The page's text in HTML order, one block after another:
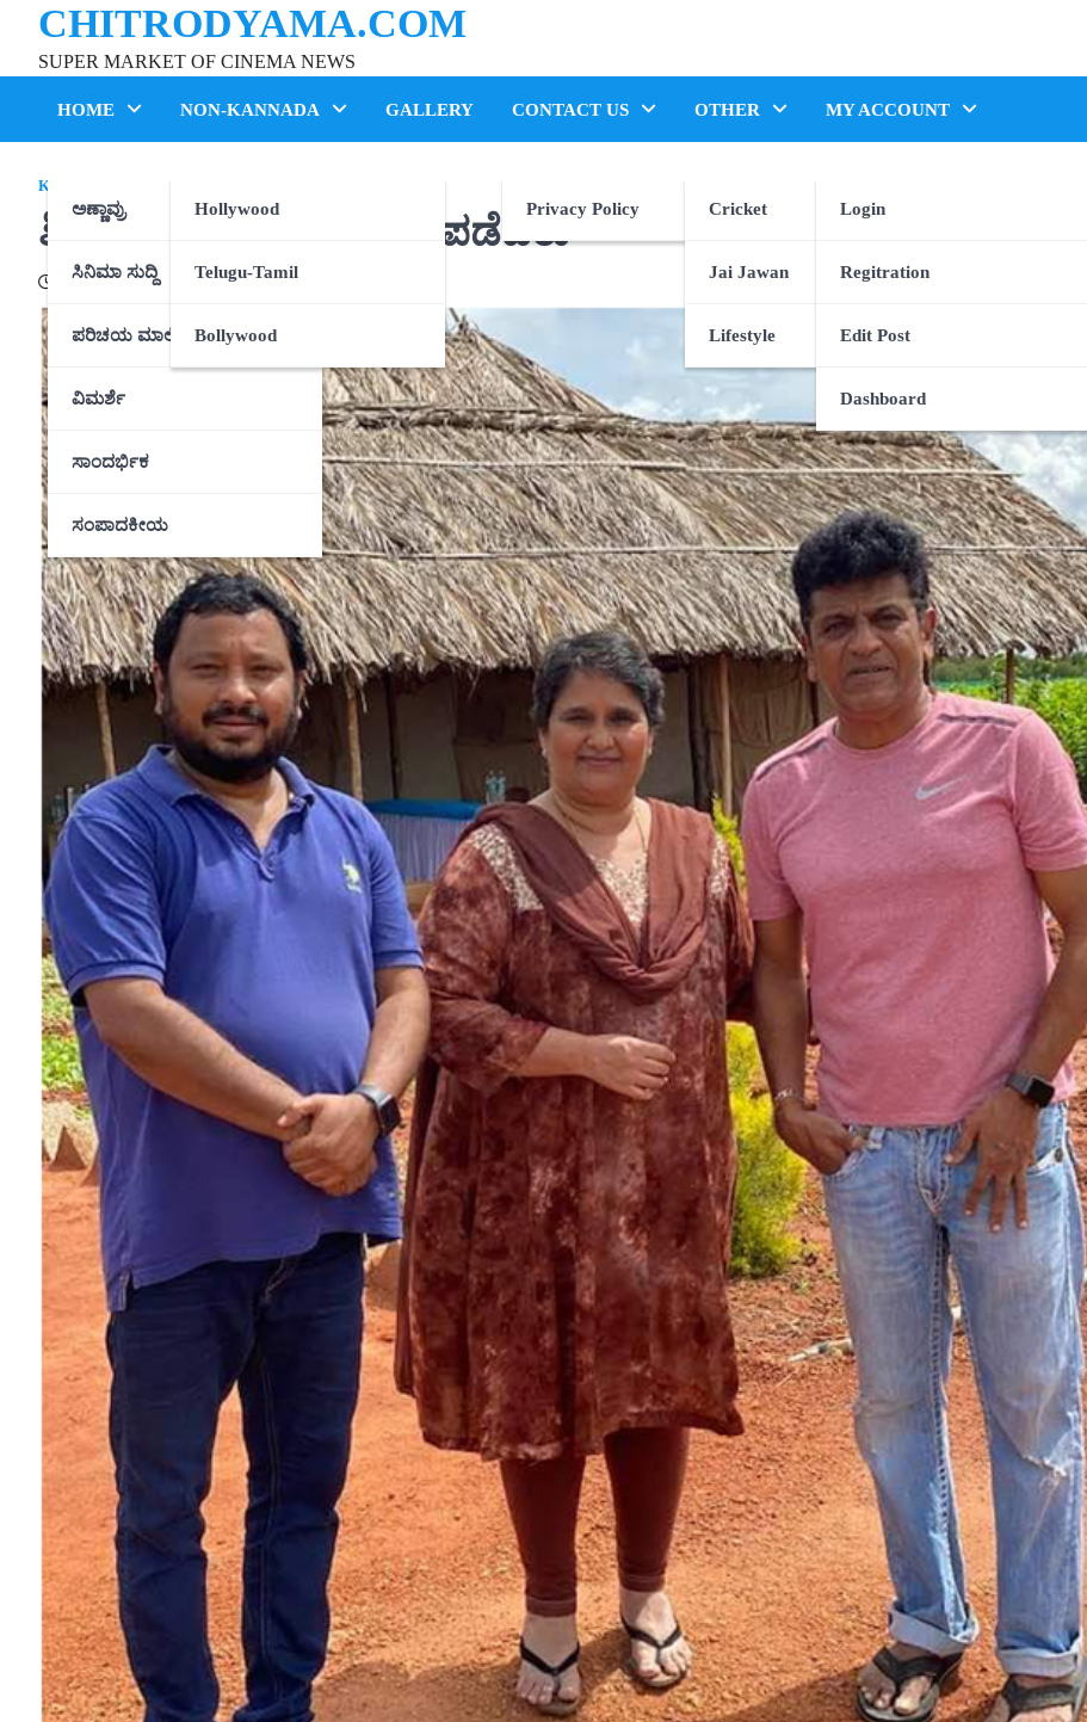
content
CHITRODYAMA.COM
SUPER MARKET OF CINEMA NEWS
HOME
ಅಣ್ಣಾವ್ರು
ಸಿನಿಮಾ ಸುದ್ದಿ
ಪರಿಚಯ ಮಾಲಿಕೆ
ವಿಮರ್ಶೆ
ಸಾಂದರ್ಭಿಕ
ಸಂಪಾದಕೀಯ
NON-KANNADA
Hollywood
Telugu-Tamil
Bollywood
GALLERY CONTACT US
Privacy Policy
OTHER
Cricket
Jai Jawan
Lifestyle
MY ACCOUNT
Login
Regitration
Edit Post
Dashboard
KANNADA
ಶಿವಣ್ಣ ತೋಟದಲ್ಲಿ ವಿಶ್ರಾಂತಿ ಪಡೆದರು
15/07/2020